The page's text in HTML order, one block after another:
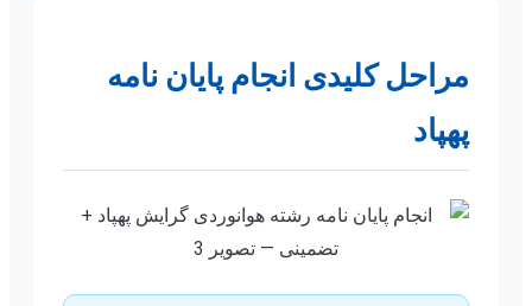
مراحل کلیدی انجام پایان نامه
پهپاد